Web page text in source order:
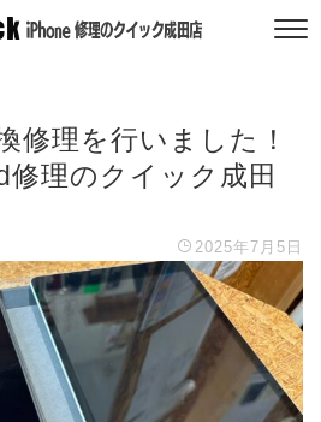
修理を行いました！
修理のクイック成田
2025年7月5日